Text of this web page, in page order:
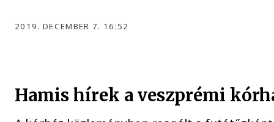
2019. DECEMBER 7. 16:52
Hamis hírek a veszprémi